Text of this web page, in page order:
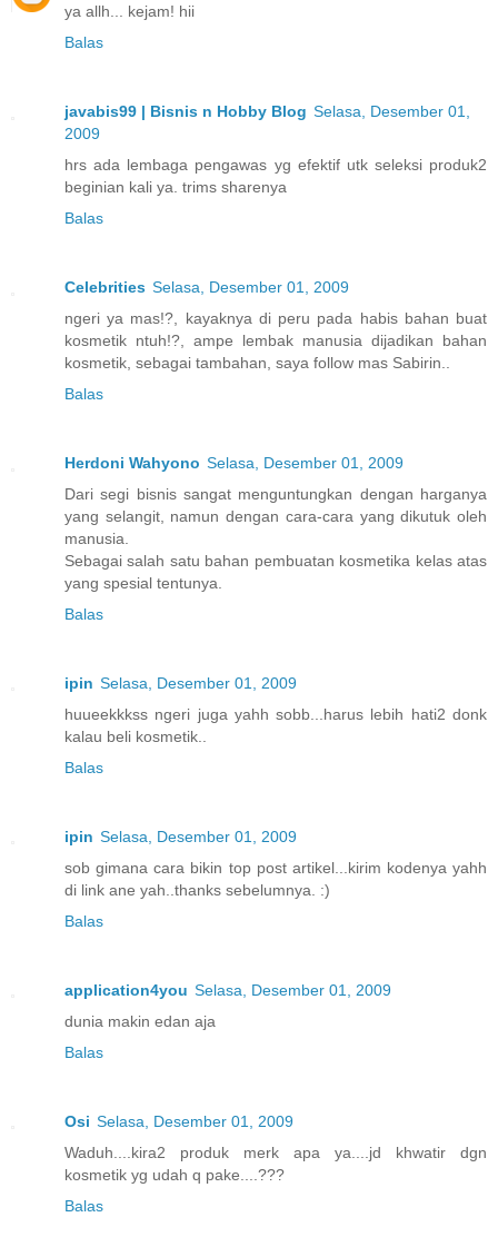
ya allh... kejam! hii
Balas
javabis99 | Bisnis n Hobby Blog Selasa, Desember 01,
2009
hrs ada lembaga pengawas yg efektif utk seleksi produk2
beginian kali ya. trims sharenya
Balas
Celebrities Selasa, Desember 01, 2009
ngeri ya mas!?, kayaknya di peru pada habis bahan buat
kosmetik ntuh!?, ampe lembak manusia dijadikan bahan
kosmetik, sebagai tambahan, saya follow mas Sabirin..
Balas
Herdoni Wahyono Selasa, Desember 01, 2009
Dari segi bisnis sangat menguntungkan dengan harganya
yang selangit, namun dengan cara-cara yang dikutuk oleh
manusia.
Sebagai salah satu bahan pembuatan kosmetika kelas atas
yang spesial tentunya.
Balas
ipin Selasa, Desember 01, 2009
huueekkkss ngeri juga yahh sobb...harus lebih hati2 donk
kalau beli kosmetik..
Balas
ipin Selasa, Desember 01, 2009
sob gimana cara bikin top post artikel...kirim kodenya yahh
di link ane yah..thanks sebelumnya. :)
Balas
application4you Selasa, Desember 01, 2009
dunia makin edan aja
Balas
Osi Selasa, Desember 01, 2009
Waduh....kira2 produk merk apa ya....jd khwatir dgn
kosmetik yg udah q pake....???
Balas